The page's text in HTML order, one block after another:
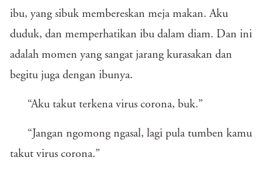
ibu, yang sibuk membereskan meja makan. Aku
duduk, dan memperhatikan ibu dalam diam. Dan ini
adalah momen yang sangat jarang kurasakan dan
begitu juga dengan ibunya.
“Aku takut terkena virus corona, buk.”
“Jangan ngomong ngasal, lagi pula tumben kamu
takut virus corona.”